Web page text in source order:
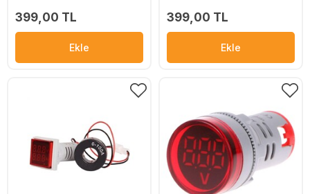
399,00 TL
Ekle
399,00 TL
Ekle